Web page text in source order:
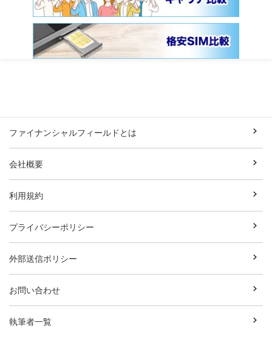
ファイナンシャルフィールドとは
会社概要
利用規約
プライバシーポリシー
外部送信ポリシー
お問い合わせ
執筆者一覧